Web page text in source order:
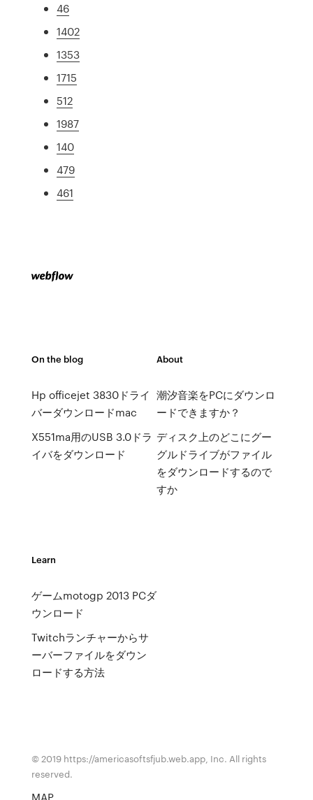
46
1402
1353
1715
512
1987
140
479
461
On the blog
Hp officejet 3830ドライ
バーダウンロードmac
X551ma用のUSB 3.0ドラ
イバをダウンロード
About
潮汐音楽をPCにダウンロ
ードできますか？
ディスク上のどこにグー
グルドライブがファイル
をダウンロードするので
すか
Learn
ゲームmotogp 2013 PCダ
ウンロード
Twitchランチャーからサ
ーバーファイルをダウン
ロードする方法
© 2019 https://americasoftsfjub.web.app, Inc. All rights
reserved.
MAP